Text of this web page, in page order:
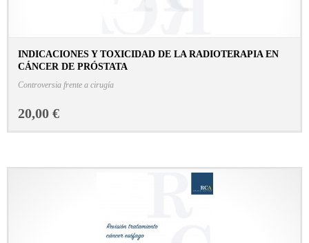
INDICACIONES Y TOXICIDAD DE LA RADIOTERAPIA EN
CÁNCER DE PRÓSTATA
Controversia frente a cirugía
20,00 €